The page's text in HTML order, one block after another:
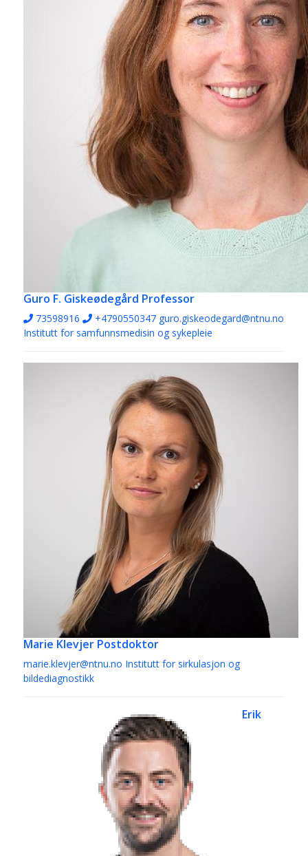
Guro F. Giskeødegård Professor
73598916 +4790550347 guro.giskeodegard@ntnu.no
Institutt for samfunnsmedisin og sykepleie
Marie Klevjer Postdoktor
marie.klevjer@ntnu.no Institutt for sirkulasjon og
bildediagnostikk
Erik